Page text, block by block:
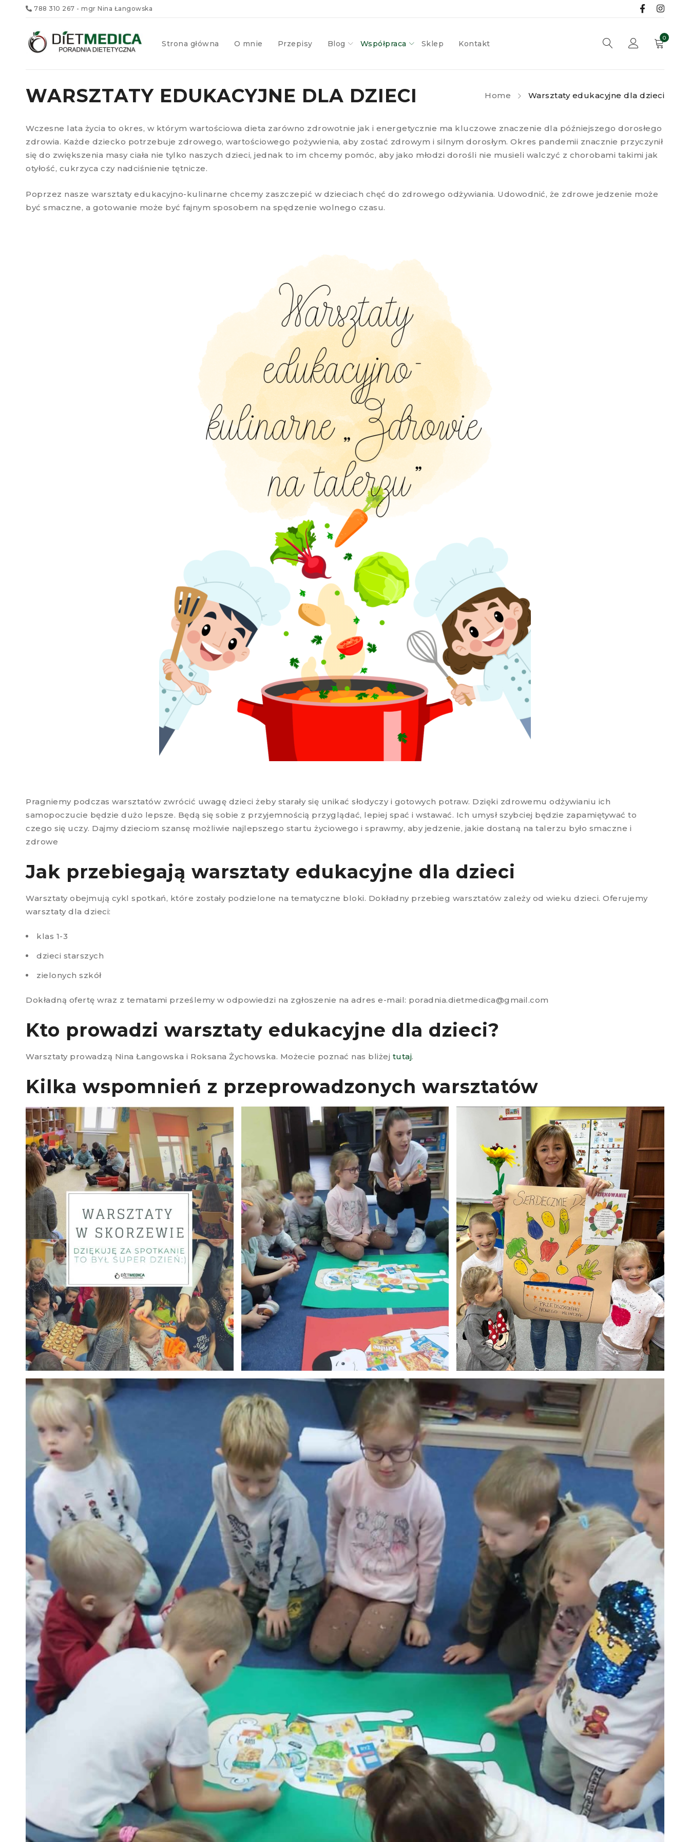
788 310 267 - mgr Nina Łangowska
Strona główna O mnie Przepisy Blog Współpraca Sklep Kontakt
0
Home Warsztaty edukacyjne dla dzieci
WARSZTATY EDUKACYJNE DLA DZIECI
Wczesne lata życia to okres, w którym wartościowa dieta zarówno zdrowotnie jak i energetycznie ma kluczowe znaczenie dla późniejszego dorosłego
zdrowia. Każde dziecko potrzebuje zdrowego, wartościowego pożywienia, aby zostać zdrowym i silnym dorosłym. Okres pandemii znacznie przyczynił
się do zwiększenia masy ciała nie tylko naszych dzieci, jednak to im chcemy pomóc, aby jako młodzi dorośli nie musieli walczyć z chorobami takimi jak
otyłość, cukrzyca czy nadciśnienie tętnicze.
Poprzez nasze warsztaty edukacyjno-kulinarne chcemy zaszczepić w dzieciach chęć do zdrowego odżywiania. Udowodnić, że zdrowe jedzenie może
być smaczne, a gotowanie może być fajnym sposobem na spędzenie wolnego czasu.
Pragniemy podczas warsztatów zwrócić uwagę dzieci żeby starały się unikać słodyczy i gotowych potraw. Dzięki zdrowemu odżywianiu ich
samopoczucie będzie dużo lepsze. Będą się sobie z przyjemnością przyglądać, lepiej spać i wstawać. Ich umysł szybciej będzie zapamiętywać to
czego się uczy. Dajmy dzieciom szansę możliwie najlepszego startu życiowego i sprawmy, aby jedzenie, jakie dostaną na talerzu było smaczne i
zdrowe
Jak przebiegają warsztaty edukacyjne dla dzieci
Warsztaty obejmują cykl spotkań, które zostały podzielone na tematyczne bloki. Dokładny przebieg warsztatów zależy od wieku dzieci. Oferujemy
warsztaty dla dzieci:
klas 1-3
dzieci starszych
zielonych szkół
Dokładną ofertę wraz z tematami prześlemy w odpowiedzi na zgłoszenie na adres e-mail: poradnia.dietmedica@gmail.com
Kto prowadzi warsztaty edukacyjne dla dzieci?
Warsztaty prowadzą Nina Łangowska i Roksana Żychowska. Możecie poznać nas bliżej tutaj.
Kilka wspomnień z przeprowadzonych warsztatów